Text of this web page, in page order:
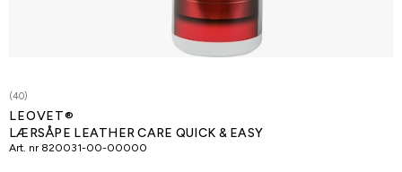
(40)
LEOVET®
LÆRSÅPE LEATHER CARE QUICK & EASY
Art. nr 820031-00-00000